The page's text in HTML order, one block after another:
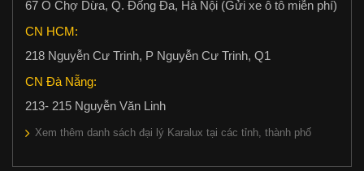
67 Ô Chợ Dừa, Q. Đống Đa, Hà Nội (Gửi xe ô tô miễn phí)
CN HCM:
218 Nguyễn Cư Trinh, P Nguyễn Cư Trinh, Q1
CN Đà Nẵng:
213- 215 Nguyễn Văn Linh
Xem thêm danh sách đại lý Karalux tại các tỉnh, thành phố